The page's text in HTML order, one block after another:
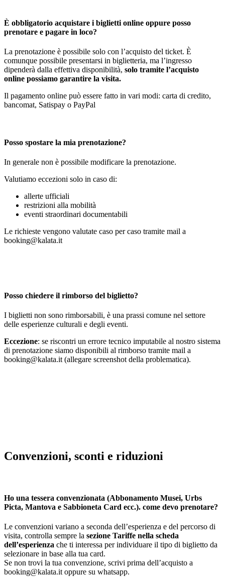
È obbligatorio acquistare i biglietti online oppure posso
prenotare e pagare in loco?
La prenotazione è possibile solo con l’acquisto del ticket. È
comunque possibile presentarsi in biglietteria, ma l’ingresso
dipenderà dalla effettiva disponibilità, solo tramite l’acquisto
online possiamo garantire la visita.
Il pagamento online può essere fatto in vari modi: carta di credito,
bancomat, Satispay o PayPal
Posso spostare la mia prenotazione?
In generale non è possibile modificare la prenotazione.
Valutiamo eccezioni solo in caso di:
allerte ufficiali
restrizioni alla mobilità
eventi straordinari documentabili
Le richieste vengono valutate caso per caso tramite mail a
booking@kalata.it
Posso chiedere il rimborso del biglietto?
I biglietti non sono rimborsabili, è una prassi comune nel settore
delle esperienze culturali e degli eventi.
Eccezione: se riscontri un errore tecnico imputabile al nostro sistema
di prenotazione siamo disponibili al rimborso tramite mail a
booking@kalata.it (allegare screenshot della problematica).
Convenzioni, sconti e riduzioni
Ho una tessera convenzionata (Abbonamento Musei, Urbs
Picta, Mantova e Sabbioneta Card ecc.). come devo prenotare?
Le convenzioni variano a seconda dell’esperienza e del percorso di
visita, controlla sempre la sezione Tariffe nella scheda
dell’esperienza che ti interessa per individuare il tipo di biglietto da
selezionare in base alla tua card.
Se non trovi la tua convenzione, scrivi prima dell’acquisto a
booking@kalata.it oppure su whatsapp.